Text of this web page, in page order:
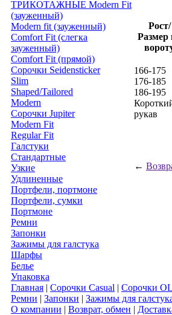
ТРИКОТАЖНЫЕ Modern Fit
(зауженный)
Modern fit (зауженный)
Comfort Fit (слегка
зауженный)
Comfort Fit (прямой)
Сорочки Seidensticker
Slim
Shaped/Tailored
Modern
Сорочки Jupiter
Modern Fit
Regular Fit
Галстуки
Стандартные
Узкие
Удлиненные
Портфели, портмоне
Портфели, сумки
Портмоне
Ремни
Запонки
Зажимы для галстука
Шарфы
Белье
Упаковка
Рост/
Размер
166-175
176-185
186-195
рукав
←
Главная | Сорочки Casual | Сорочки
Ремни | Запонки | Зажимы для
О компании | Возврат, обмен |